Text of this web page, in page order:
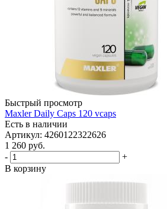
Быстрый просмотр
Maxler Daily Caps 120 vcaps
Есть в наличии
Артикул: 4260122322626
1 260 руб.
-
+
В корзину